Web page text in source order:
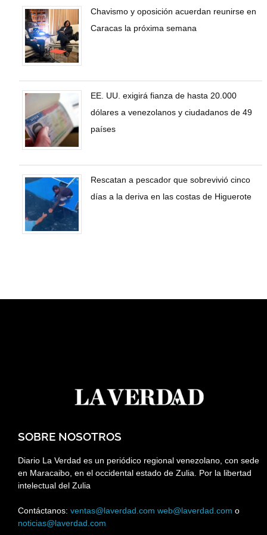
Chavismo y oposición acuerdan reunirse en
Caracas la próxima semana
EE. UU. exigirá fianza de hasta 20.000
dólares a venezolanos y ciudadanos de 49
países
Rescatan a pescador que sobrevivió cinco
días a la deriva en las costas de Higuerote
SOBRE NOSOTROS
Diario La Verdad es un periódico regional venezolano, con sede
en Maracaibo, en el occidental estado de Zulia. Por la libertad
intelectual del Zulia
Contáctanos: ventas@laverdad.com web@laverdad.com o
noticias@laverdad.com